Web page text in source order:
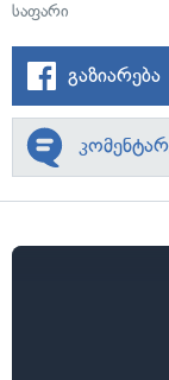
საფარი
გაზიარება